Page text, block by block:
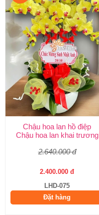
Chậu hoa lan hồ điệp
Chậu hoa lan khai trương
2.640.000 đ
2.400.000 đ
LHD-075
Đặt hàng